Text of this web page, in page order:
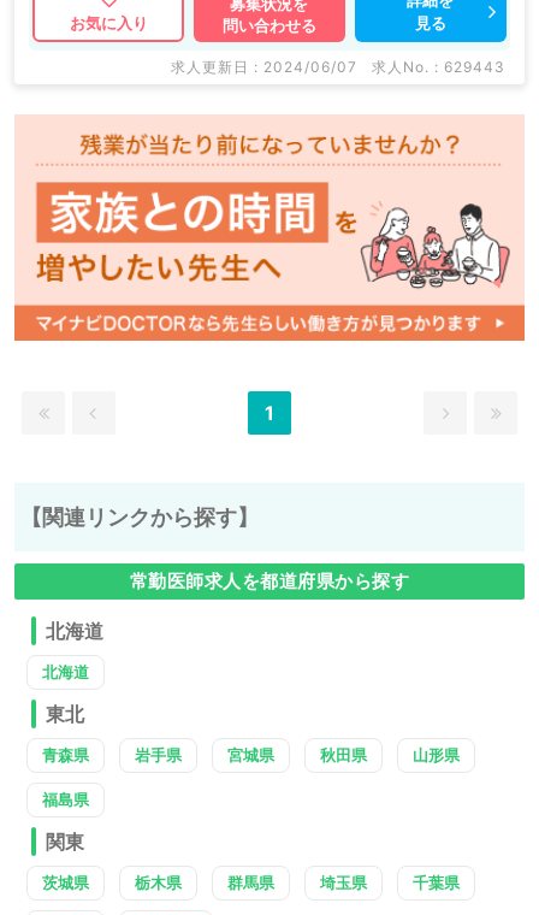
お気に入り
問い合わせる
見る
求人更新日 : 2024/06/07 求人No. : 629443
1
【関連リンクから探す】
常勤医師求人を都道府県から探す
北海道
北海道
東北
青森県 岩手県 宮城県 秋田県 山形県
福島県
関東
茨城県 栃木県 群馬県 埼玉県 千葉県